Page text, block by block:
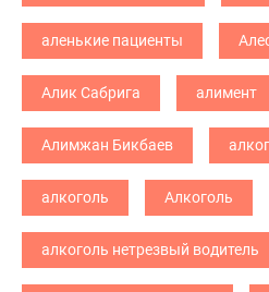
аленькие пациенты
Алик Сабрига алимент
Алимжан Бикбаев
алкоголь Алкоголь
алкоголь нетрезвый водитель